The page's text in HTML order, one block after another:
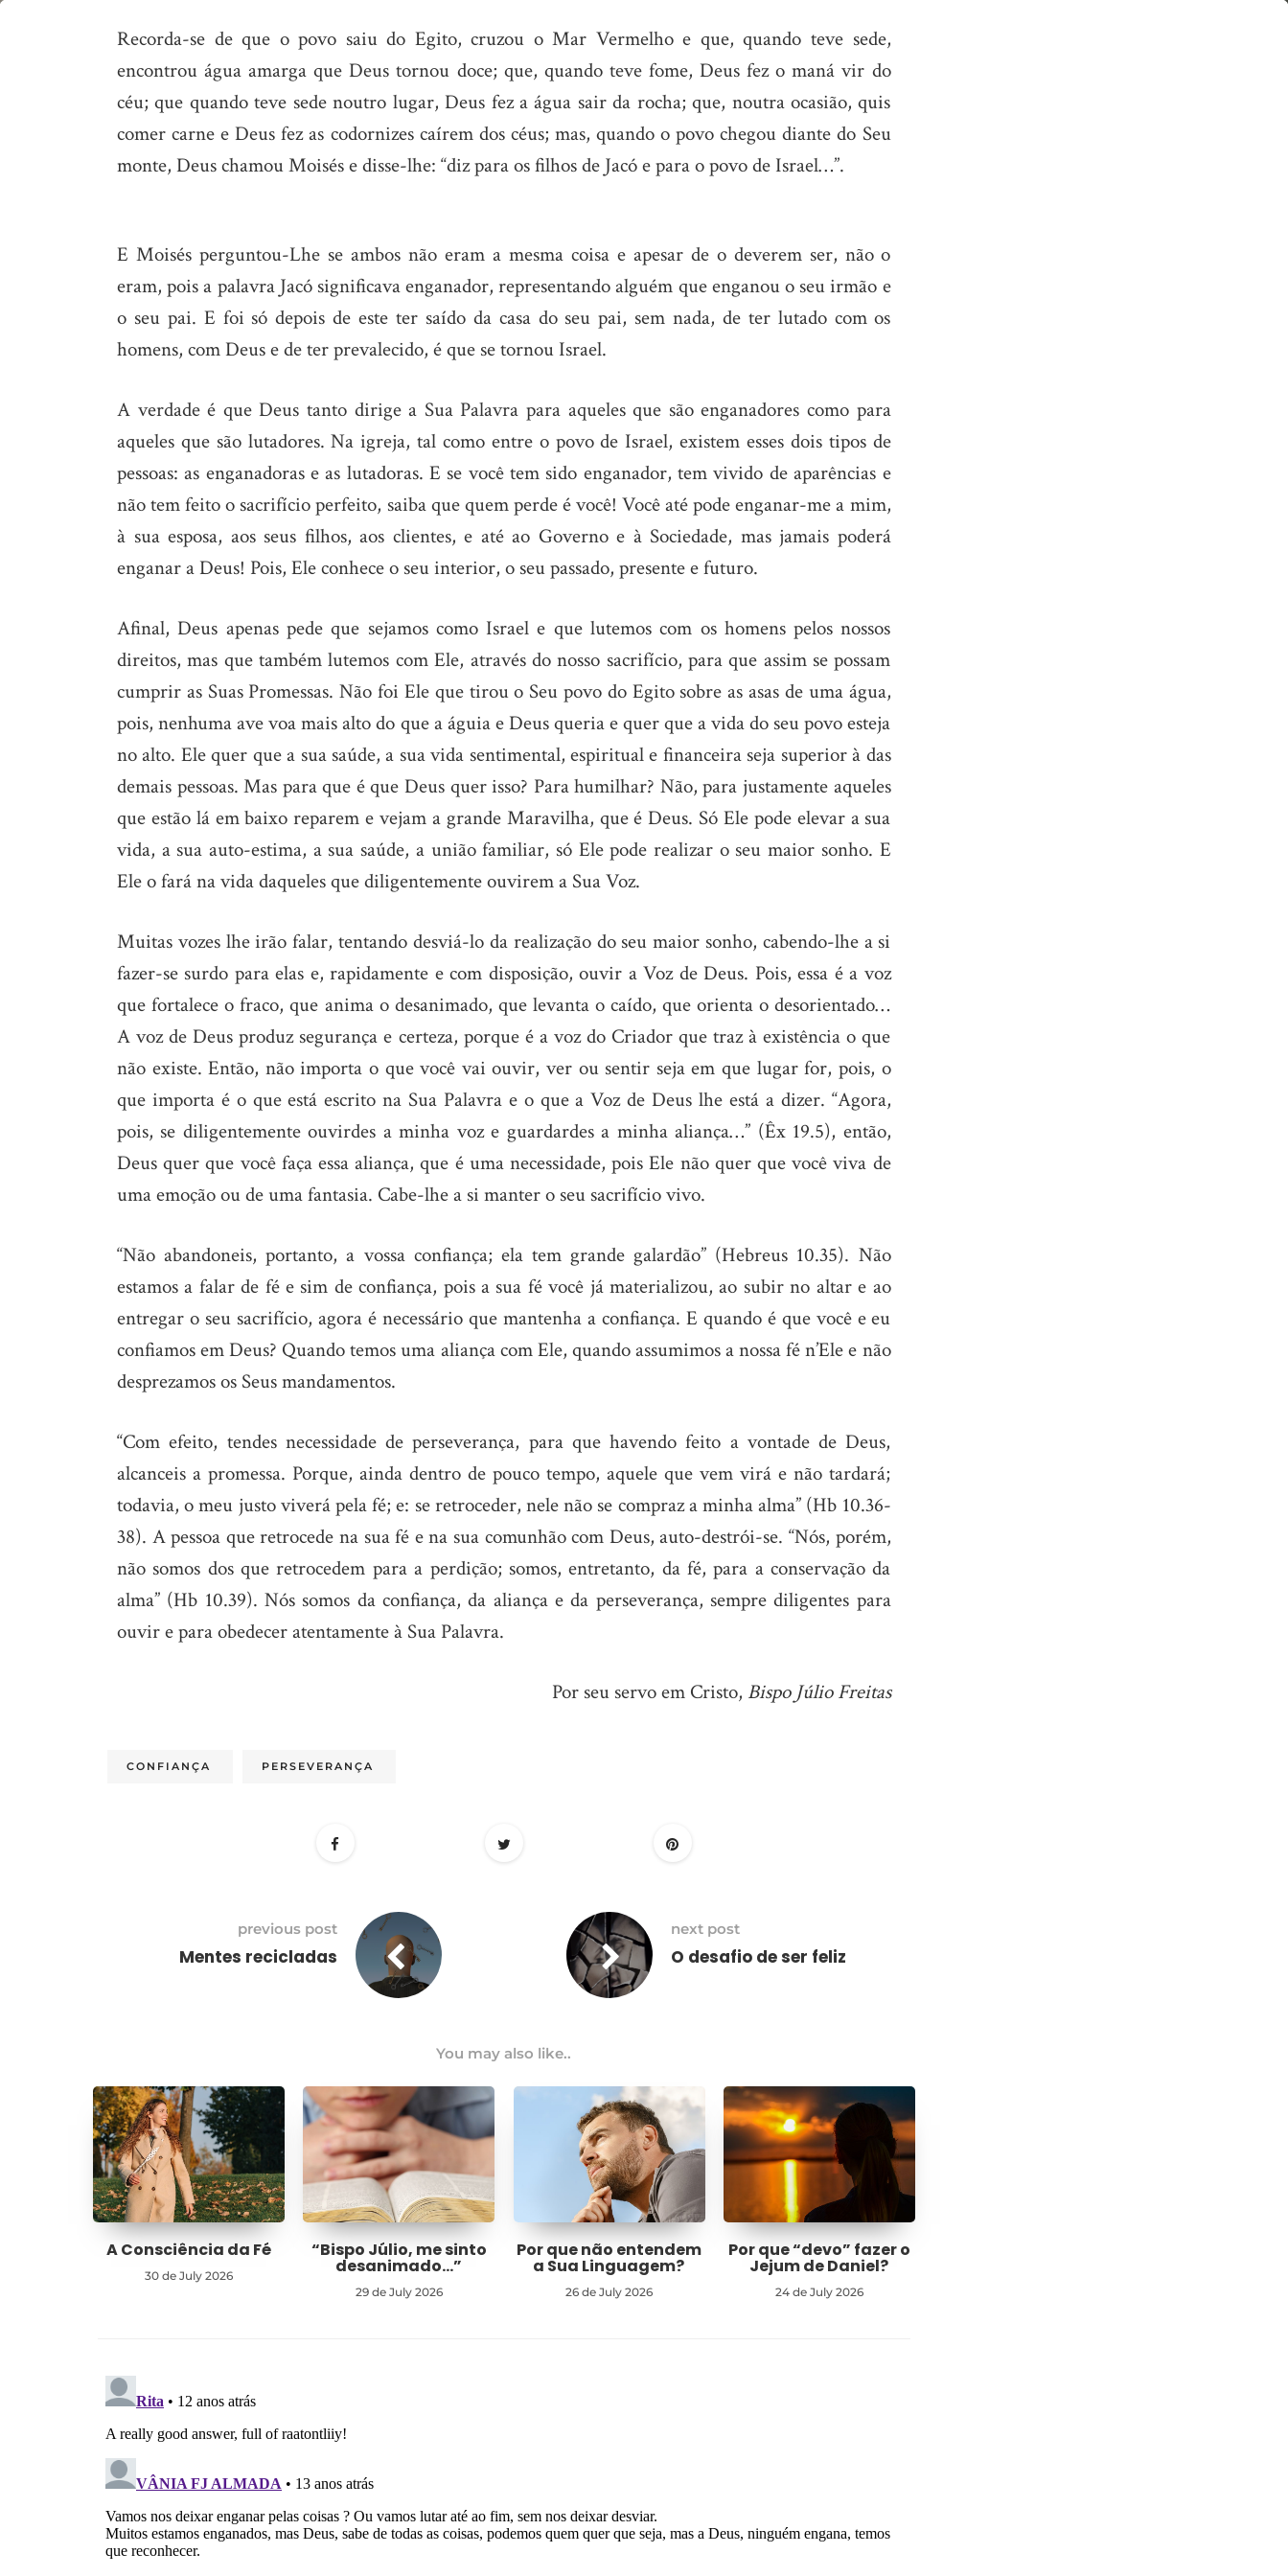
Enganador
ou
lutador?
Recorda-se de que o povo saiu do Egito, cruzou o Mar Vermelho e que, quando teve sede,
encontrou água amarga que Deus tornou doce; que, quando teve fome, Deus fez o maná vir do
céu; que quando teve sede noutro lugar, Deus fez a água sair da rocha; que, noutra ocasião, quis
comer carne e Deus fez as codornizes caírem dos céus; mas, quando o povo chegou diante do Seu
monte, Deus chamou Moisés e disse-lhe: “diz para os filhos de Jacó e para o povo de Israel…”.
E Moisés perguntou-Lhe se ambos não eram a mesma coisa e apesar de o deverem ser, não o
eram, pois a palavra Jacó significava enganador, representando alguém que enganou o seu irmão e
o seu pai. E foi só depois de este ter saído da casa do seu pai, sem nada, de ter lutado com os
homens, com Deus e de ter prevalecido, é que se tornou Israel.
A verdade é que Deus tanto dirige a Sua Palavra para aqueles que são enganadores como para
aqueles que são lutadores. Na igreja, tal como entre o povo de Israel, existem esses dois tipos de
pessoas: as enganadoras e as lutadoras. E se você tem sido enganador, tem vivido de aparências e
não tem feito o sacrifício perfeito, saiba que quem perde é você! Você até pode enganar-me a mim,
à sua esposa, aos seus filhos, aos clientes, e até ao Governo e à Sociedade, mas jamais poderá
enganar a Deus! Pois, Ele conhece o seu interior, o seu passado, presente e futuro.
Afinal, Deus apenas pede que sejamos como Israel e que lutemos com os homens pelos nossos
direitos, mas que também lutemos com Ele, através do nosso sacrifício, para que assim se possam
cumprir as Suas Promessas. Não foi Ele que tirou o Seu povo do Egito sobre as asas de uma água,
pois, nenhuma ave voa mais alto do que a águia e Deus queria e quer que a vida do seu povo esteja
no alto. Ele quer que a sua saúde, a sua vida sentimental, espiritual e financeira seja superior à das
demais pessoas. Mas para que é que Deus quer isso? Para humilhar? Não, para justamente aqueles
que estão lá em baixo reparem e vejam a grande Maravilha, que é Deus. Só Ele pode elevar a sua
vida, a sua auto-estima, a sua saúde, a união familiar, só Ele pode realizar o seu maior sonho. E
Ele o fará na vida daqueles que diligentemente ouvirem a Sua Voz.
Muitas vozes lhe irão falar, tentando desviá-lo da realização do seu maior sonho, cabendo-lhe a si
fazer-se surdo para elas e, rapidamente e com disposição, ouvir a Voz de Deus. Pois, essa é a voz
que fortalece o fraco, que anima o desanimado, que levanta o caído, que orienta o desorientado…
A voz de Deus produz segurança e certeza, porque é a voz do Criador que traz à existência o que
não existe. Então, não importa o que você vai ouvir, ver ou sentir seja em que lugar for, pois, o
que importa é o que está escrito na Sua Palavra e o que a Voz de Deus lhe está a dizer. “Agora,
pois, se diligentemente ouvirdes a minha voz e guardardes a minha aliança…” (Êx 19.5), então,
Deus quer que você faça essa aliança, que é uma necessidade, pois Ele não quer que você viva de
uma emoção ou de uma fantasia. Cabe-lhe a si manter o seu sacrifício vivo.
“Não abandoneis, portanto, a vossa confiança; ela tem grande galardão” (Hebreus 10.35). Não
estamos a falar de fé e sim de confiança, pois a sua fé você já materializou, ao subir no altar e ao
entregar o seu sacrifício, agora é necessário que mantenha a confiança. E quando é que você e eu
confiamos em Deus? Quando temos uma aliança com Ele, quando assumimos a nossa fé n’Ele e não
desprezamos os Seus mandamentos.
“Com efeito, tendes necessidade de perseverança, para que havendo feito a vontade de Deus,
alcanceis a promessa. Porque, ainda dentro de pouco tempo, aquele que vem virá e não tardará;
todavia, o meu justo viverá pela fé; e: se retroceder, nele não se compraz a minha alma” (Hb 10.36-
38). A pessoa que retrocede na sua fé e na sua comunhão com Deus, auto-destrói-se. “Nós, porém,
não somos dos que retrocedem para a perdição; somos, entretanto, da fé, para a conservação da
alma” (Hb 10.39). Nós somos da confiança, da aliança e da perseverança, sempre diligentes para
ouvir e para obedecer atentamente à Sua Palavra.
Por seu servo em Cristo, Bispo Júlio Freitas
CONFIANÇA PERSEVERANÇA
previous post
Mentes recicladas
next post
O desafio de ser feliz
You may also like..
A Consciência da Fé
30 de July 2026
“Bispo Júlio, me sinto
desanimado…”
29 de July 2026
Por que não entendem
a Sua Linguagem?
26 de July 2026
Por que “devo” fazer o
Jejum de Daniel?
24 de July 2026